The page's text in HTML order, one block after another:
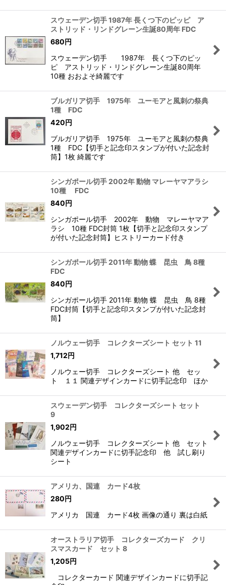
スウェーデン切手 1987年 長くつ下のピッピ ア
ストリッド・リンドグレーン生誕80周年 FDC
680円
スウェーデン切手 1987年 長くつ下のピッ
ピ アストリッド・リンドグレーン生誕80周年
10種 おおよそ綺麗です
ブルガリア切手 1975年 ユーモアと風刺の祭典
1種 FDC
420円
ブルガリア切手 1975年 ユーモアと風刺の祭典
1種 FDC【切手と記念印スタンプが付いた記念封
筒】1枚 綺麗です
シンガポール切手 2002年 動物 マレーヤマアラシ
10種 FDC
840円
シンガポール切手 2002年 動物 マレーヤマア
ラシ 10種 FDC封筒 1枚【切手と記念印スタンプ
が付いた記念封筒】ヒストリーカード付き
シンガポール切手 2011年 動物 蝶 昆虫 鳥 8種
FDC
840円
シンガポール切手 2011年 動物 蝶 昆虫 鳥 8種
FDC封筒【切手と記念印スタンプが付いた記念封
筒】
ノルウェー切手 コレクターズシート セット 11
1,712円
ノルウェー切手 コレクターズシート 他 セッ
ト １１ 関連デザインカードに切手記念印 ほか
スウェーデン切手 コレクターズシート セット
9
1,902円
ノルウェー切手 コレクターズシート 他 セット
関連デザインカードに切手記念印 他 試し刷り
シート
アメリカ、国連 カード4枚
280円
アメリカ 国連 カード4枚 画像の通り 裏は白紙
オーストラリア切手 コレクターズカード クリ
スマスカード セット 8
1,205円
コレクターカード 関連デザインカードに切手記